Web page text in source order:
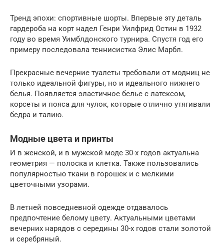
Тренд эпохи: спортивные шорты. Впервые эту деталь
гардероба на корт надел Генри Уилфрид Остин в 1932
году во время Уимблдонского турнира. Спустя год его
примеру последовала теннисистка Элис Марбл.
Прекрасные вечерние туалеты требовали от модниц не
только идеальной фигуры, но и идеального нижнего
белья. Появляется эластичное белье с латексом,
корсеты и пояса для чулок, которые отлично утягивали
бедра и талию.
Модные цвета и принты
И в женской, и в мужской моде 30-х годов актуальна
геометрия — полоска и клетка. Также пользовались
популярностью ткани в горошек и с мелкими
цветочными узорами.
В летней повседневной одежде отдавалось
предпочтение белому цвету. Актуальными цветами
вечерних нарядов с середины 30-х годов стали золотой
и серебряный.